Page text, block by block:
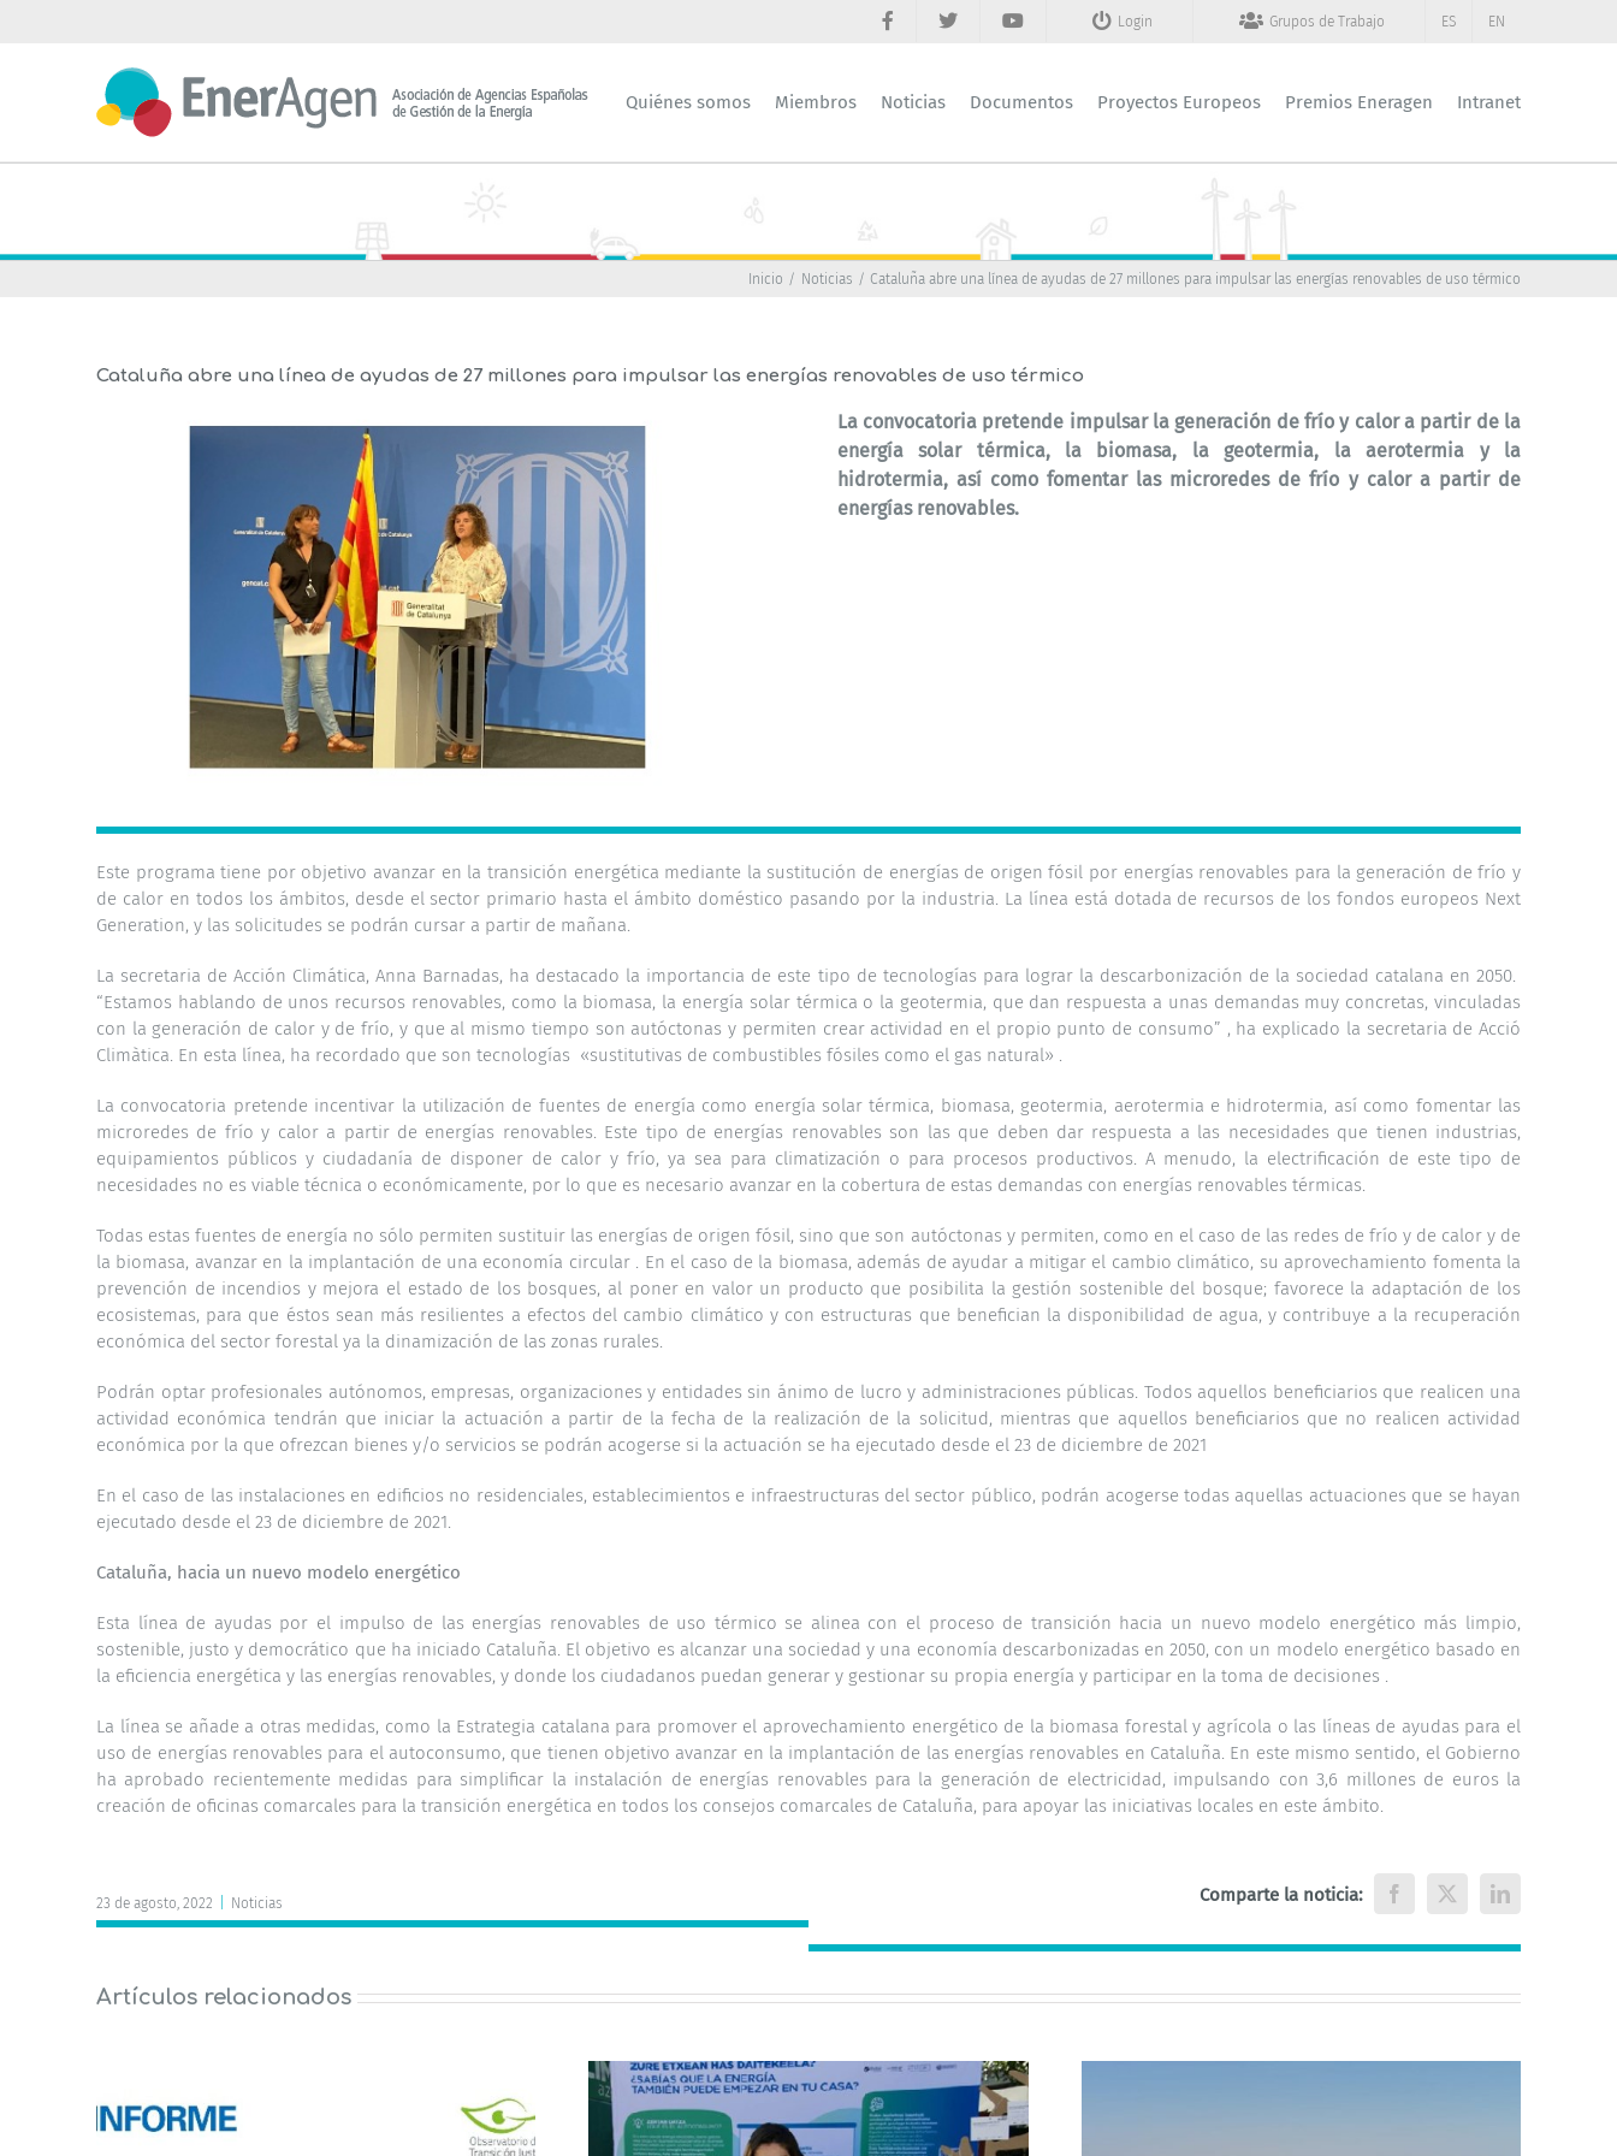
Login Grupos de Trabajo ES EN
Quiénes somos Miembros Noticias Documentos Proyectos Europeos Premios Eneragen Intranet
Inicio Noticias Cataluña abre una línea de ayudas de 27 millones para impulsar las energías renovables de uso térmico
Cataluña abre una línea de ayudas de 27 millones para impulsar las energías renovables de uso térmico
La convocatoria pretende impulsar la generación de frío y calor a partir de la
energía solar térmica, la biomasa, la geotermia, la aerotermia y la
hidrotermia, así como fomentar las microredes de frío y calor a partir de
energías renovables.
Este programa tiene por objetivo avanzar en la transición energética mediante la sustitución de energías de origen fósil por energías renovables para la generación de frío y
de calor en todos los ámbitos, desde el sector primario hasta el ámbito doméstico pasando por la industria. La línea está dotada de recursos de los fondos europeos Next
Generation, y las solicitudes se podrán cursar a partir de mañana.
La secretaria de Acción Climática, Anna Barnadas, ha destacado la importancia de este tipo de tecnologías para lograr la descarbonización de la sociedad catalana en 2050.
“Estamos hablando de unos recursos renovables, como la biomasa, la energía solar térmica o la geotermia, que dan respuesta a unas demandas muy concretas, vinculadas
con la generación de calor y de frío, y que al mismo tiempo son autóctonas y permiten crear actividad en el propio punto de consumo” , ha explicado la secretaria de Acció
Climàtica. En esta línea, ha recordado que son tecnologías «sustitutivas de combustibles fósiles como el gas natural» .
La convocatoria pretende incentivar la utilización de fuentes de energía como energía solar térmica, biomasa, geotermia, aerotermia e hidrotermia, así como fomentar las
microredes de frío y calor a partir de energías renovables. Este tipo de energías renovables son las que deben dar respuesta a las necesidades que tienen industrias,
equipamientos públicos y ciudadanía de disponer de calor y frío, ya sea para climatización o para procesos productivos. A menudo, la electrificación de este tipo de
necesidades no es viable técnica o económicamente, por lo que es necesario avanzar en la cobertura de estas demandas con energías renovables térmicas.
Todas estas fuentes de energía no sólo permiten sustituir las energías de origen fósil, sino que son autóctonas y permiten, como en el caso de las redes de frío y de calor y de
la biomasa, avanzar en la implantación de una economía circular . En el caso de la biomasa, además de ayudar a mitigar el cambio climático, su aprovechamiento fomenta la
prevención de incendios y mejora el estado de los bosques, al poner en valor un producto que posibilita la gestión sostenible del bosque; favorece la adaptación de los
ecosistemas, para que éstos sean más resilientes a efectos del cambio climático y con estructuras que benefician la disponibilidad de agua, y contribuye a la recuperación
económica del sector forestal ya la dinamización de las zonas rurales.
Podrán optar profesionales autónomos, empresas, organizaciones y entidades sin ánimo de lucro y administraciones públicas. Todos aquellos beneficiarios que realicen una
actividad económica tendrán que iniciar la actuación a partir de la fecha de la realización de la solicitud, mientras que aquellos beneficiarios que no realicen actividad
económica por la que ofrezcan bienes y/o servicios se podrán acogerse si la actuación se ha ejecutado desde el 23 de diciembre de 2021
En el caso de las instalaciones en edificios no residenciales, establecimientos e infraestructuras del sector público, podrán acogerse todas aquellas actuaciones que se hayan
ejecutado desde el 23 de diciembre de 2021.
Cataluña, hacia un nuevo modelo energético
Esta línea de ayudas por el impulso de las energías renovables de uso térmico se alinea con el proceso de transición hacia un nuevo modelo energético más limpio,
sostenible, justo y democrático que ha iniciado Cataluña. El objetivo es alcanzar una sociedad y una economía descarbonizadas en 2050, con un modelo energético basado en
la eficiencia energética y las energías renovables, y donde los ciudadanos puedan generar y gestionar su propia energía y participar en la toma de decisiones .
La línea se añade a otras medidas, como la Estrategia catalana para promover el aprovechamiento energético de la biomasa forestal y agrícola o las líneas de ayudas para el
uso de energías renovables para el autoconsumo, que tienen objetivo avanzar en la implantación de las energías renovables en Cataluña. En este mismo sentido, el Gobierno
ha aprobado recientemente medidas para simplificar la instalación de energías renovables para la generación de electricidad, impulsando con 3,6 millones de euros la
creación de oficinas comarcales para la transición energética en todos los consejos comarcales de Cataluña, para apoyar las iniciativas locales en este ámbito.
23 de agosto, 2022 Noticias Comparte la noticia: Facebook
X LinkedIn
Artículos relacionados